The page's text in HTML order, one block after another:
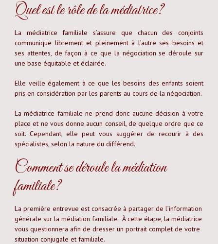
Quel est le rôle de la médiatrice?
La médiatrice familiale s’assure que chacun des conjoints
communique librement et pleinement à l’autre ses besoins et
ses attentes, de façon à ce que la négociation se déroule sur
une base équitable et éclairée.
Elle veille également à ce que les besoins des enfants soient
pris en considération par les parents au cours de la négociation.
La médiatrice familiale ne prend donc aucune décision à votre
place et ne vous donne aucun conseil, de quelque ordre que ce
soit. Cependant, elle peut vous suggérer de recourir à des
spécialistes, selon la nature du différend.
Comment se déroule la médiation
familiale?
La première entrevue est consacrée à partager de l’information
générale sur la médiation familiale. À cette étape, la médiatrice
vous questionnera afin de dresser un portrait complet de votre
situation conjugale et familiale.